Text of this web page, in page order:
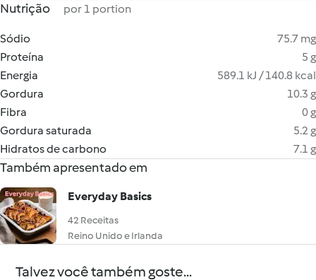
Nutrição por 1 portion
Sódio
75.7 mg
Proteína
5 g
Energia
589.1 kJ / 140.8 kcal
Gordura
10.3 g
Fibra
0 g
Gordura saturada
5.2 g
Hidratos de carbono
7.1 g
Também apresentado em
Everyday Basics
42 Receitas
Reino Unido e Irlanda
Talvez você também goste...